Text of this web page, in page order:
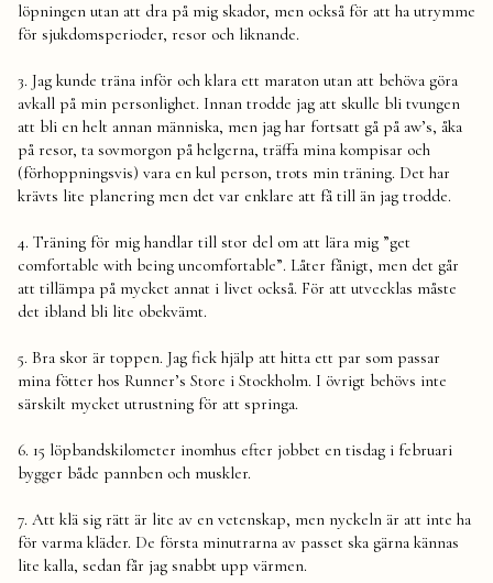
löpningen utan att dra på mig skador, men också för att ha utrymme
för sjukdomsperioder, resor och liknande.
3. Jag kunde träna inför och klara ett maraton utan att behöva göra
avkall på min personlighet. Innan trodde jag att skulle bli tvungen
att bli en helt annan människa, men jag har fortsatt gå på aw’s, åka
på resor, ta sovmorgon på helgerna, träffa mina kompisar och
(förhoppningsvis) vara en kul person, trots min träning. Det har
krävts lite planering men det var enklare att få till än jag trodde.
4. Träning för mig handlar till stor del om att lära mig ”get
comfortable with being uncomfortable”. Låter fånigt, men det går
att tillämpa på mycket annat i livet också. För att utvecklas måste
det ibland bli lite obekvämt.
5. Bra skor är toppen. Jag fick hjälp att hitta ett par som passar
mina fötter hos Runner’s Store i Stockholm. I övrigt behövs inte
särskilt mycket utrustning för att springa.
6. 15 löpbandskilometer inomhus efter jobbet en tisdag i februari
bygger både pannben och muskler.
7. Att klä sig rätt är lite av en vetenskap, men nyckeln är att inte ha
för varma kläder. De första minutrarna av passet ska gärna kännas
lite kalla, sedan får jag snabbt upp värmen.